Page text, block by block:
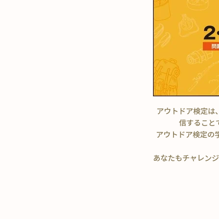
アウトドア検定は
信すること
アウトドア検定の
あなたもチャレン